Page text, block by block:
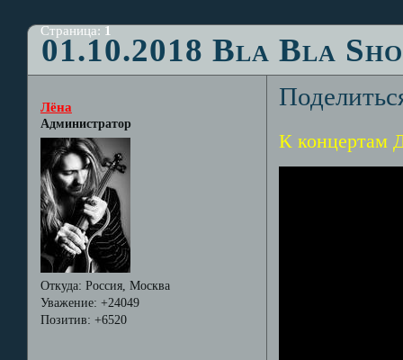
01.10.2018 Bla Bla
Страница:1
Лёна
Администратор
Откуда: Россия, Москва
Уважение: +24049
Позитив: +6520
К концертам